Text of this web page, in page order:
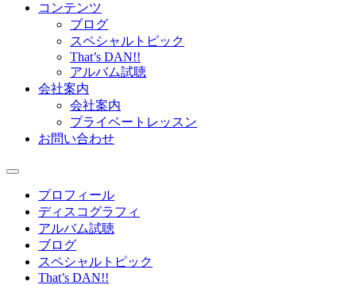
コンテンツ
ブログ
スペシャルトピック
That’s DAN!!
アルバム試聴
会社案内
会社案内
プライベートレッスン
お問い合わせ
プロフィール
ディスコグラフィ
アルバム試聴
ブログ
スペシャルトピック
That’s DAN!!